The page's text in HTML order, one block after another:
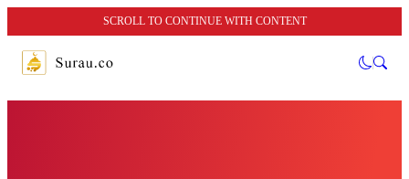
SCROLL TO CONTINUE WITH CONTENT